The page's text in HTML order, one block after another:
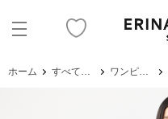
ホーム すべてのアイテム ワンピース・サロペット